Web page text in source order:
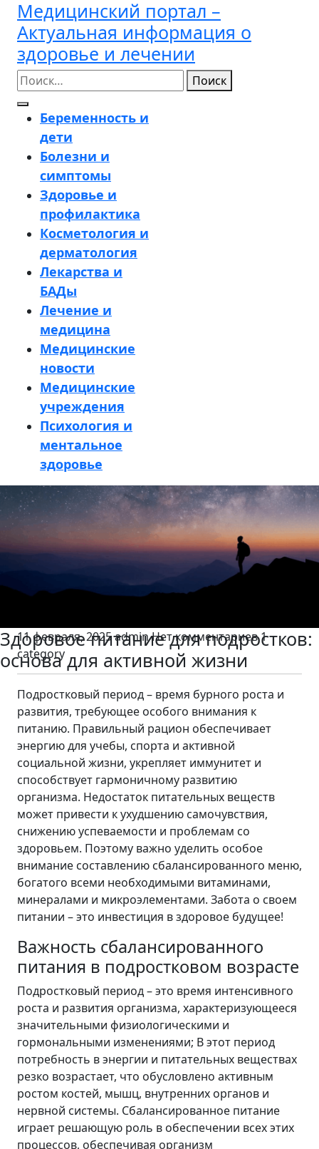
Перейти
содержимому
Медицинский портал –
Актуальная информация о
здоровье и лечении
Поиск
Кнопка
Открыть
Беременность и
дети
Болезни и
симптомы
Здоровье и
профилактика
Косметология и
дерматология
Лекарства и
БАДы
Лечение и
медицина
Медицинские
новости
Медицинские
учреждения
Психология и
ментальное
здоровье
Кнопка
Закрыть
Здоровое питание для подростков:
основа для активной жизни
11 февраля, 2025adminНет комментариев 1
category
Подростковый период – время бурного роста и
развития, требующее особого внимания к
питанию. Правильный рацион обеспечивает
энергию для учебы, спорта и активной
социальной жизни, укрепляет иммунитет и
способствует гармоничному развитию
организма. Недостаток питательных веществ
может привести к ухудшению самочувствия,
снижению успеваемости и проблемам со
здоровьем. Поэтому важно уделить особое
внимание составлению сбалансированного меню,
богатого всеми необходимыми витаминами,
минералами и микроэлементами. Забота о своем
питании – это инвестиция в здоровое будущее!
Важность сбалансированного
питания в подростковом возрасте
Подростковый период – это время интенсивного
роста и развития организма, характеризующееся
значительными физиологическими и
гормональными изменениями; В этот период
потребность в энергии и питательных веществах
резко возрастает, что обусловлено активным
ростом костей, мышц, внутренних органов и
нервной системы. Сбалансированное питание
играет решающую роль в обеспечении всех этих
процессов, обеспечивая организм